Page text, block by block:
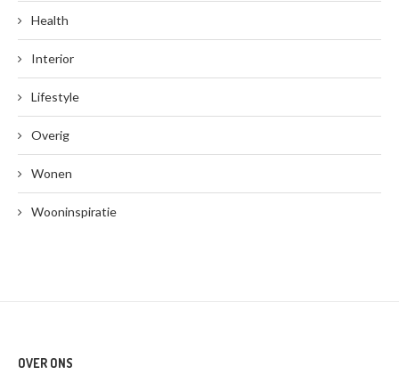
Health
Interior
Lifestyle
Overig
Wonen
Wooninspiratie
OVER ONS